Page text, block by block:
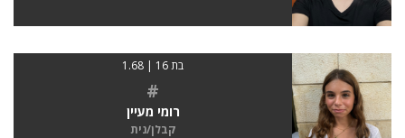
בת 16 | 1.68
#
רומי מעיין
קבלן/נית